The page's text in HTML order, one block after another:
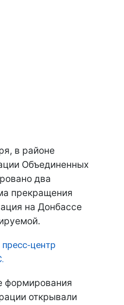
в районе
Объединенных
два
прекращения
на Донбассе
центр
формирования
открывали